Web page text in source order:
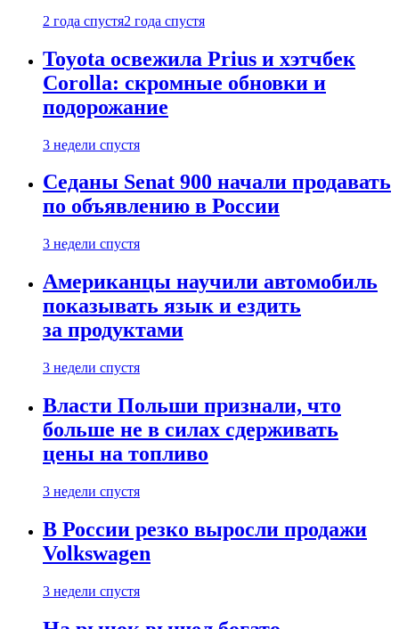
2 года спустя2 года спустя
Toyota освежила Prius и хэтчбек
Corolla: скромные обновки и
подорожание
3 недели спустя
Седаны Senat 900 начали продавать
по объявлению в России
3 недели спустя
Американцы научили автомобиль
показывать язык и ездить
за продуктами
3 недели спустя
Власти Польши признали, что
больше не в силах сдерживать
цены на топливо
3 недели спустя
В России резко выросли продажи
Volkswagen
3 недели спустя